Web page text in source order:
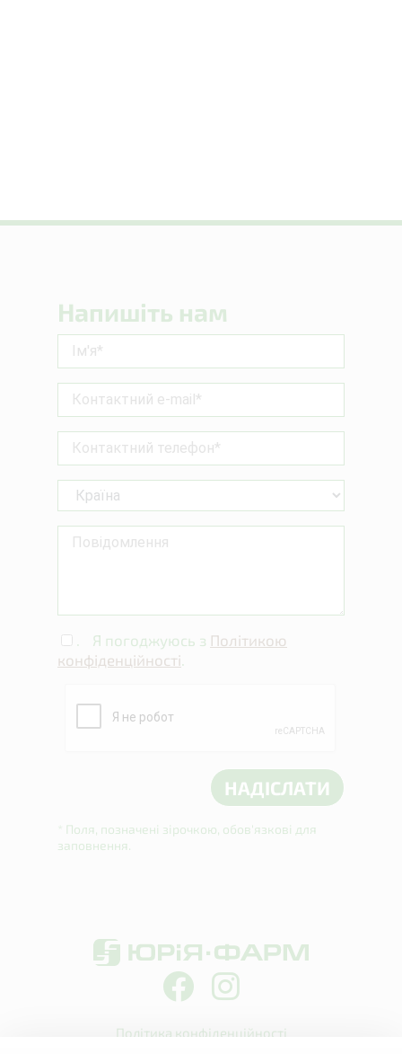
Напишіть нам
. Я погоджуюсь з Політикою
конфіденційності.
* Поля, позначені зірочкою, обов'язкові для
заповнення.
Політика конфіденційності